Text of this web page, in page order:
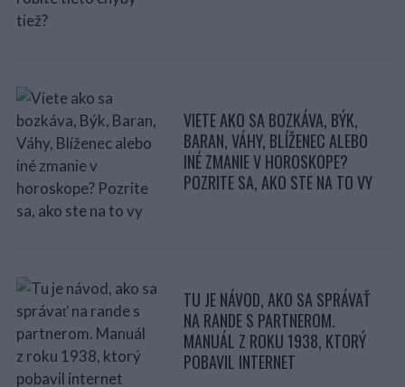
VIETE AKO SA BOZKÁVA, BÝK,
BARAN, VÁHY, BLÍŽENEC ALEBO
INÉ ZMANIE V HOROSKOPE?
POZRITE SA, AKO STE NA TO VY
TU JE NÁVOD, AKO SA SPRÁVAŤ
NA RANDE S PARTNEROM.
MANUÁL Z ROKU 1938, KTORÝ
POBAVIL INTERNET